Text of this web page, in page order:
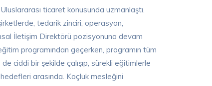
ticaret konusunda uzmanlaştı.
tedarik zinciri, operasyon,
İletişim Direktörü pozisyonuna devam
programından geçerken, programın tüm
ciddi bir şekilde çalışıp, sürekli eğitimlerle
arasında. Koçluk mesleğini